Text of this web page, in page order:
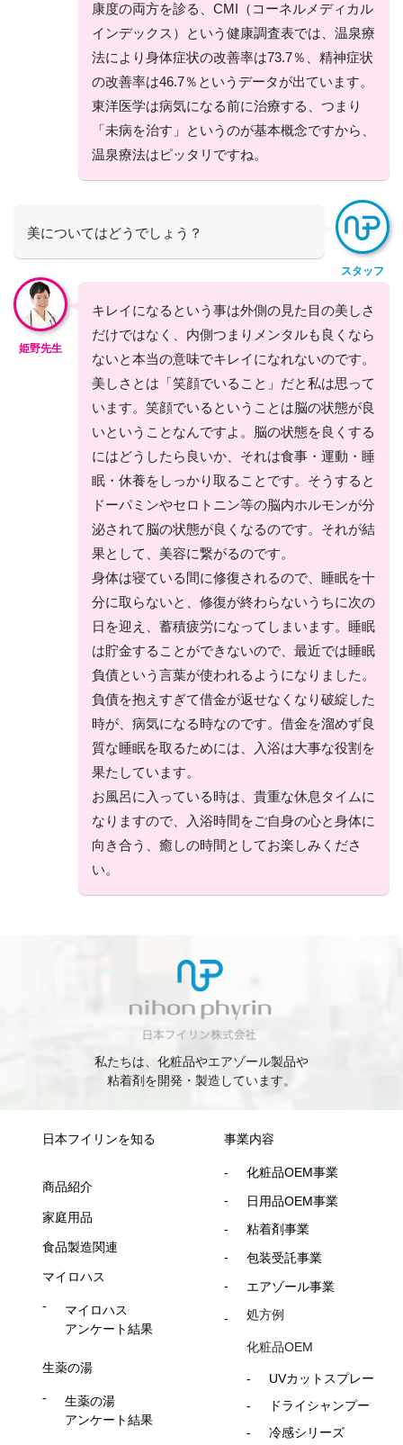
康度の両方を診る、CMI（コーネルメディカル
インデックス）という健康調査表では、温泉療
法により身体症状の改善率は73.7％、精神症状
の改善率は46.7％というデータが出ています。
東洋医学は病気になる前に治療する、つまり
「未病を治す」というのが基本概念ですから、
温泉療法はピッタリですね。
スタッフ
美についてはどうでしょう？
姫野先生
キレイになるという事は外側の見た目の美しさ
だけではなく、内側つまりメンタルも良くなら
ないと本当の意味でキレイになれないのです。
美しさとは「笑顔でいること」だと私は思って
います。笑顔でいるということは脳の状態が良
いということなんですよ。脳の状態を良くする
にはどうしたら良いか、それは食事・運動・睡
眠・休養をしっかり取ることです。そうすると
ドーパミンやセロトニン等の脳内ホルモンが分
泌されて脳の状態が良くなるのです。それが結
果として、美容に繋がるのです。
身体は寝ている間に修復されるので、睡眠を十
分に取らないと、修復が終わらないうちに次の
日を迎え、蓄積疲労になってしまいます。睡眠
は貯金することができないので、最近では睡眠
負債という言葉が使われるようになりました。
負債を抱えすぎて借金が返せなくなり破綻した
時が、病気になる時なのです。借金を溜めず良
質な睡眠を取るためには、入浴は大事な役割を
果たしています。
お風呂に入っている時は、貴重な休息タイムに
なりますので、入浴時間をご自身の心と身体に
向き合う、癒しの時間としてお楽しみくださ
い。
私たちは、化粧品やエアゾール製品や
粘着剤を開発・製造しています。
日本フイリンを知る
商品紹介
家庭用品
食品製造関連
マイロハス
マイロハス
アンケート結果
生薬の湯
生薬の湯
アンケート結果
事業内容
化粧品OEM事業
日用品OEM事業
粘着剤事業
包装受託事業
エアゾール事業
処方例
化粧品OEM
UVカットスプレー
ドライシャンプー
冷感シリーズ